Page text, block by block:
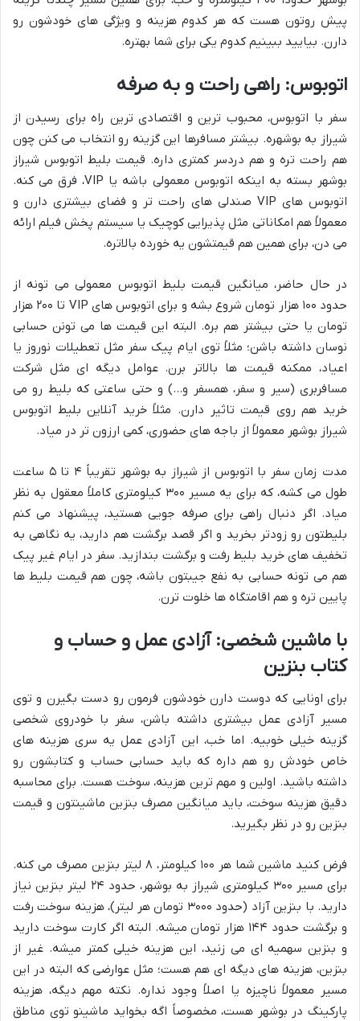
پیش روتون هست که هر کدوم هزینه و ویژگی های خودشون رو
دارن. بیایید ببینیم کدوم یکی برای شما بهتره.
اتوبوس: راهی راحت و به صرفه
سفر با اتوبوس، محبوب ترین و اقتصادی ترین راه برای رسیدن از
شیراز به بوشهره. بیشتر مسافرها این گزینه رو انتخاب می کنن چون
هم راحت تره و هم دردسر کمتری داره. قیمت بلیط اتوبوس شیراز
بوشهر بسته به اینکه اتوبوس معمولی باشه یا VIP، فرق می کنه.
اتوبوس های VIP صندلی های راحت تر و فضای بیشتری دارن و
معمولاً هم امکاناتی مثل پذیرایی کوچیک یا سیستم پخش فیلم ارائه
می دن، برای همین هم قیمتشون یه خورده بالاتره.
در حال حاضر، میانگین قیمت بلیط اتوبوس معمولی می تونه از
حدود ۱۰۰ هزار تومان شروع بشه و برای اتوبوس های VIP تا ۲۰۰ هزار
تومان یا حتی بیشتر هم بره. البته این قیمت ها می تونن حسابی
نوسان داشته باشن؛ مثلاً توی ایام پیک سفر مثل تعطیلات نوروز یا
اعیاد، ممکنه قیمت ها بالاتر برن. عوامل دیگه ای مثل شرکت
مسافربری (سیر و سفر، همسفر و…) و حتی ساعتی که بلیط رو می
خرید هم روی قیمت تاثیر دارن. مثلاً خرید آنلاین بلیط اتوبوس
شیراز بوشهر معمولاً از باجه های حضوری، کمی ارزون تر در میاد.
مدت زمان سفر با اتوبوس از شیراز به بوشهر تقریباً ۴ تا ۵ ساعت
طول می کشه، که برای یه مسیر ۳۰۰ کیلومتری کاملاً معقول به نظر
میاد. اگر دنبال راهی برای صرفه جویی هستید، پیشنهاد می کنم
بلیطتون رو زودتر بخرید و اگر قصد برگشت هم دارید، یه نگاهی به
تخفیف های خرید بلیط رفت و برگشت بندازید. سفر در ایام غیر پیک
هم می تونه حسابی به نفع جیبتون باشه، چون هم قیمت بلیط ها
پایین تره و هم اقامتگاه ها خلوت ترن.
با ماشین شخصی: آزادی عمل و حساب و
کتاب بنزین
برای اونایی که دوست دارن خودشون فرمون رو دست بگیرن و توی
مسیر آزادی عمل بیشتری داشته باشن، سفر با خودروی شخصی
گزینه خیلی خوبیه. اما خب، این آزادی عمل یه سری هزینه های
خاص خودش رو هم داره که باید حسابی حساب و کتابشون رو
داشته باشید. اولین و مهم ترین هزینه، سوخت هست. برای محاسبه
دقیق هزینه سوخت، باید میانگین مصرف بنزین ماشینتون و قیمت
بنزین رو در نظر بگیرید.
فرض کنید ماشین شما هر ۱۰۰ کیلومتر، ۸ لیتر بنزین مصرف می کنه.
برای مسیر ۳۰۰ کیلومتری شیراز به بوشهر، حدود ۲۴ لیتر بنزین نیاز
دارید. با بنزین آزاد (حدود ۳۰۰۰ تومان هر لیتر)، هزینه سوخت رفت
و برگشت حدود ۱۴۴ هزار تومان میشه. البته اگر کارت سوخت دارید
و بنزین سهمیه ای می زنید، این هزینه خیلی کمتر میشه. غیر از
بنزین، هزینه های دیگه ای هم هست؛ مثل عوارضی که البته در این
مسیر معمولاً ناچیزه یا اصلاً وجود نداره. نکته مهم دیگه، هزینه
پارکینگ در بوشهر هست، مخصوصاً اگه بخواید ماشینو توی مناطق